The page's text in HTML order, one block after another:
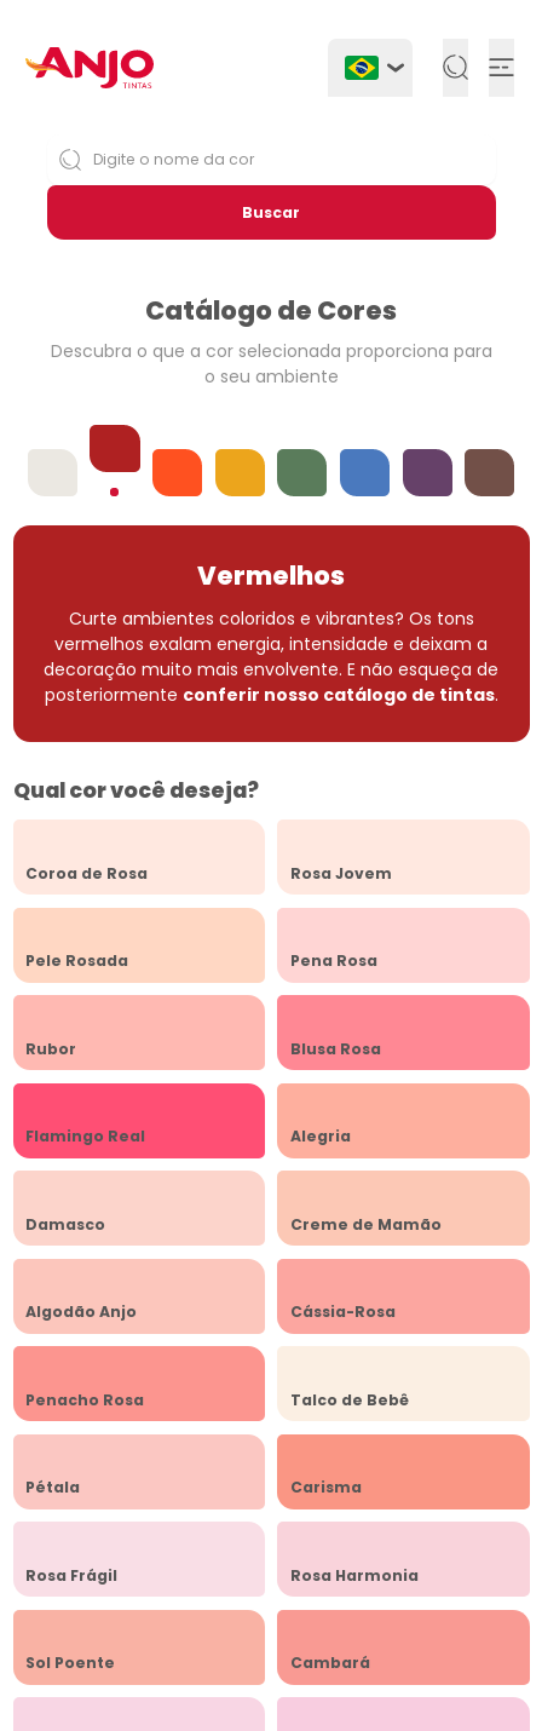
Buscar
Catálogo de Cores
Descubra o que a cor selecionada proporciona para
o seu ambiente
Offwhites
Vermelhos
LaranjasAmarelosVerdesAzuis Violetas
Vermelhos
Curte ambientes coloridos e vibrantes? Os tons
vermelhos exalam energia, intensidade e deixam a
decoração muito mais envolvente. E não esqueça de
posteriormente conferir nosso catálogo de tintas.
Qual cor você deseja?
Coroa de Rosa Rosa Jovem
Pele Rosada Pena Rosa
Rubor Blusa Rosa
Flamingo Real Alegria
Damasco Creme de Mamão
Algodão Anjo Cássia-Rosa
Penacho Rosa Talco de Bebê
Pétala Carisma
Rosa Frágil Rosa Harmonia
Sol Poente Cambará